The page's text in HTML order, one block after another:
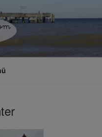
–
IN